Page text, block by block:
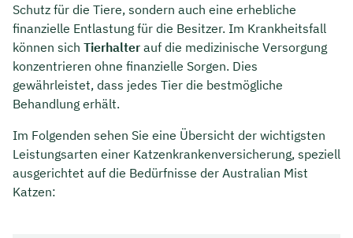
Schutz für die Tiere, sondern auch eine erhebliche
finanzielle Entlastung für die Besitzer. Im Krankheitsfall
können sich Tierhalter auf die medizinische Versorgung
konzentrieren ohne finanzielle Sorgen. Dies
gewährleistet, dass jedes Tier die bestmögliche
Behandlung erhält.
Im Folgenden sehen Sie eine Übersicht der wichtigsten
Leistungsarten einer Katzenkrankenversicherung, speziell
ausgerichtet auf die Bedürfnisse der Australian Mist
Katzen:
Jetzt persönliches
Beratungsgespräch mit Jonas
Ubben sichern 🤝